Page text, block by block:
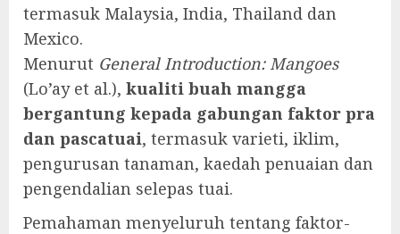
termasuk Malaysia, India, Thailand dan
Mexico.
Menurut General Introduction: Mangoes
(Lo’ay et al.), kualiti buah mangga
bergantung kepada gabungan faktor pra
dan pascatuai, termasuk varieti, iklim,
pengurusan tanaman, kaedah penuaian dan
pengendalian selepas tuai.
Pemahaman menyeluruh tentang faktor-